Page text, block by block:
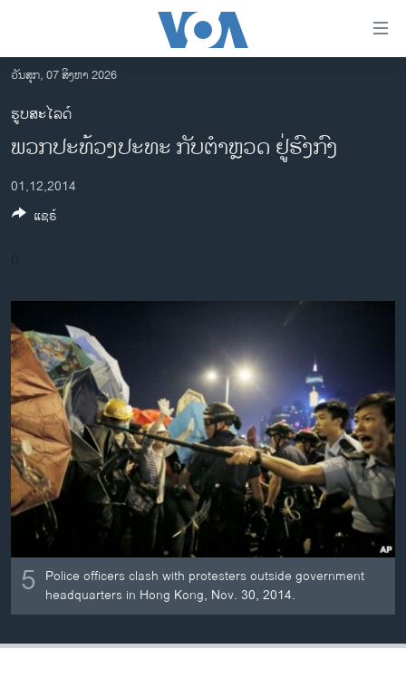
ເຂົ້າ
ຫາ
ຂ້າມ
ຂ້າມ
ໄປ
ຫາ
ຄົ້ນ
ລາວ
ອາເມຣິກາ
ການເລືອກຕັ້ງ ປະທານາທີບໍດີ ສະຫະລັດ 2024
ຂ່າວ​ຈີນ
ໂລກ
ອິດສະຫຼະພາບດ້ານການຂ່າວ
ຊີວິດຊາວລາວ
ຊຸມຊົນຊາວລາວ
ວິທະຍາສາດ-ເທັກໂນໂລຈີ
ທຸລະກິດ
ພາສາອັງກິດ
ວີດີໂອ
ສຽງ
ລາຍການກະຈາຍສຽງ
ລາຍງານ
ຕິດຕາມພວກເຮົາ ທີ່
ວັນສຸກ, 07 ສິງຫາ 2026
ຮູບສະໄລດ໌
ພວກປະທ້ວງປະທະ ກັບຕຳຫຼວດ ຢູ່ຮົງກົງ
01,12,2014
0
5 Police officers clash with protesters outside government
headquarters in Hong Kong, Nov. 30, 2014.
ແຊຣ໌